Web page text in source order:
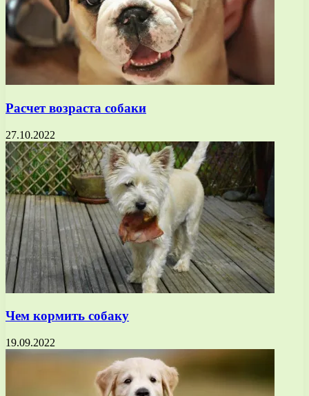
Расчет возраста собаки
27.10.2022
Чем кормить собаку
19.09.2022